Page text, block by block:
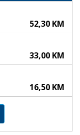
52,30 KM
33,00 KM
16,50 KM